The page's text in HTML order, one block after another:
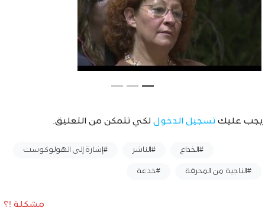
يجب عليك تسجيل الدخول لكي تتمكن من التعليق.
#الخداع #الناشر #إشارة إلى الهولوكوست
#الناجية من المحرقة #خدعة
مشكلة !؟